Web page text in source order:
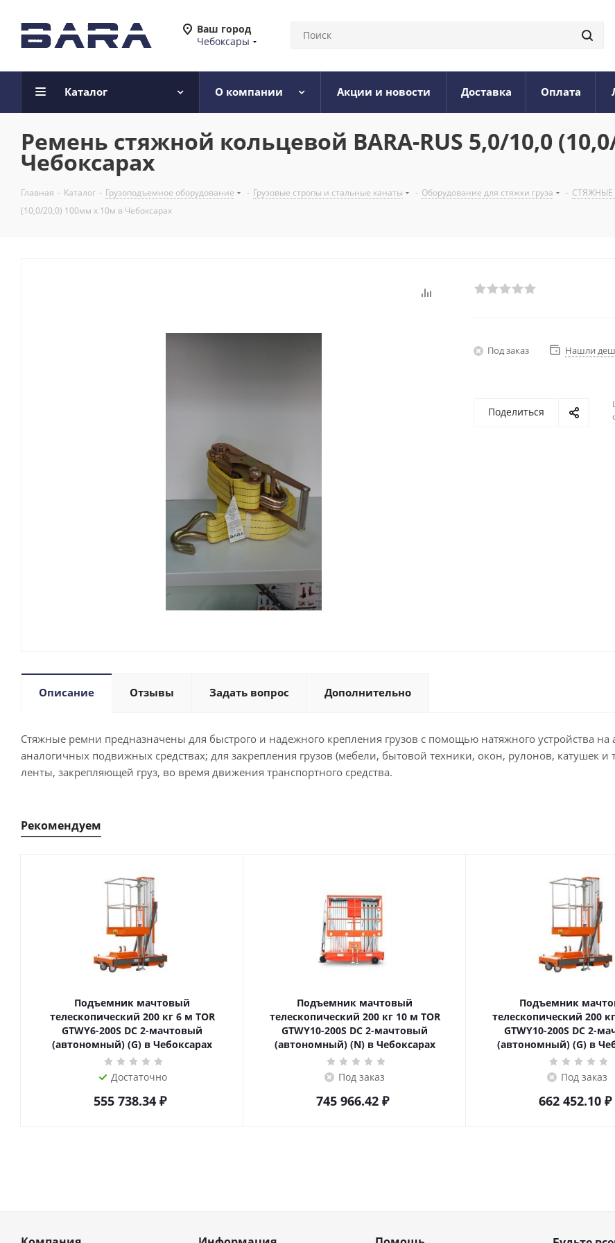
Ваш город
Чебоксары
Каталог О компании Акции и новости Доставка Оплата
Ремень стяжной кольцевой BARA-RUS 5,0/10,0
Чебоксарах
Главная - Каталог - Грузоподъемное оборудование - Грузовые стропы и стальные канаты - Оборудование для стяжки груза - СТЯЖНЫЕ
(10,0/20,0) 100мм х 10м в Чебоксарах
Под заказ Нашли
Поделиться
Описание Отзывы Задать вопрос Дополнительно
Стяжные ремни предназначены для быстрого и надежного крепления грузов с помощью натяжного устройства на
аналогичных подвижных средствах; для закрепления грузов (мебели, бытовой техники, окон, рулонов, катушек
ленты, закрепляющей груз, во время движения транспортного средства.
Рекомендуем
Подъемник мачтовый
телескопический 200 кг 6 м TOR
GTWY6-200S DC 2-мачтовый
(автономный) (G) в Чебоксарах
Достаточно
555 738.34₽
Подъемник мачтовый
телескопический 200 кг 10 м TOR
GTWY10-200S DC 2-мачтовый
(автономный) (N) в Чебоксарах
Под заказ
745 966.42₽
Подъемник
телескопический 200 кг 10 м TOR
GTWY10-200S DC 2-
(автономный) (G) в
Под заказ
662 452.10₽